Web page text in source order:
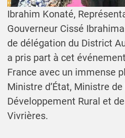
Ibrahim Konaté,
Gouverneur Cissé
de délégation du District
a pris part à cet
France avec un immense
Ministre d’État, Ministre de
Développement Rural et
Vivrières.